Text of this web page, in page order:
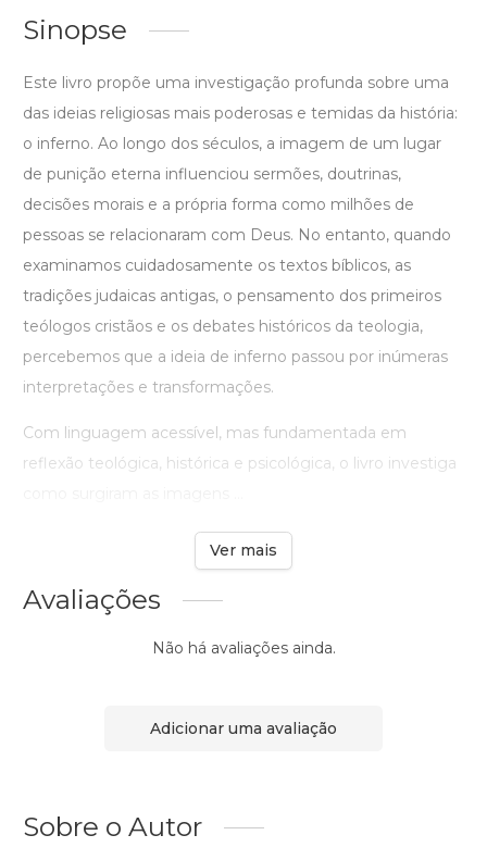
Sinopse
Este livro propõe uma investigação profunda sobre uma
das ideias religiosas mais poderosas e temidas da história:
o inferno. Ao longo dos séculos, a imagem de um lugar
de punição eterna influenciou sermões, doutrinas,
decisões morais e a própria forma como milhões de
pessoas se relacionaram com Deus. No entanto, quando
examinamos cuidadosamente os textos bíblicos, as
tradições judaicas antigas, o pensamento dos primeiros
teólogos cristãos e os debates históricos da teologia,
percebemos que a ideia de inferno passou por inúmeras
interpretações e transformações.
Com linguagem acessível, mas fundamentada em
reflexão teológica, histórica e psicológica, o livro investiga
Ver mais
Avaliações
Não há avaliações ainda.
Adicionar uma avaliação
Sobre o Autor